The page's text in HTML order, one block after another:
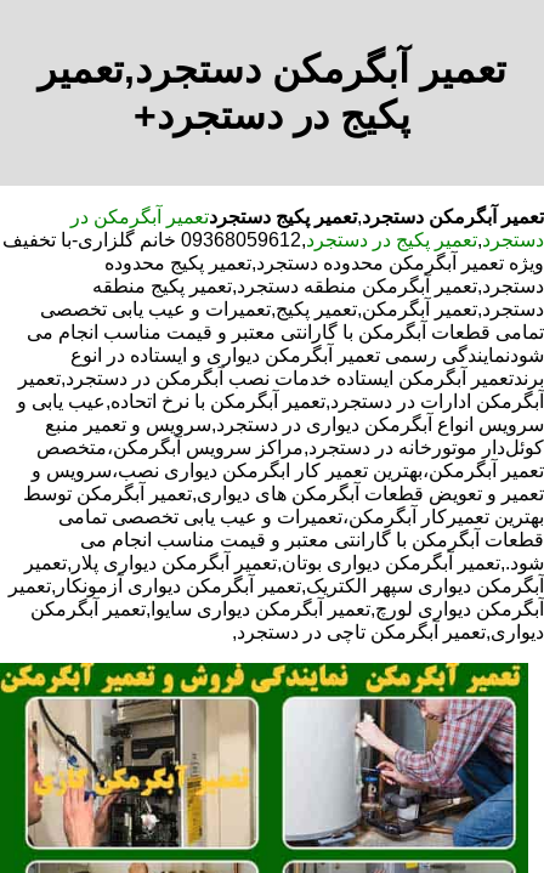
تعمیر آبگرمکن دستجرد,تعمیر
پکیج در دستجرد+
تعمیر آبگرمکن دستجرد,تعمیر پکیج دستجردتعمیر آبگرمکن در
دستجرد,تعمیر پکیج در دستجرد
,09368059612 خانم گلزاری-با تخفیف
ویژه تعمیر آبگرمکن محدوده دستجرد,تعمیر پکیج محدوده
دستجرد,تعمیر آبگرمکن منطقه دستجرد,تعمیر پکیج منطقه
دستجرد,تعمیر آبگرمکن,تعمیر پکیج,تعمیرات و عیب یابی تخصصی
تمامی قطعات آبگرمکن با گارانتی معتبر و قیمت مناسب انجام می
شودنمایندگی رسمی تعمیر آبگرمکن دیواری و ایستاده در انوع
برندتعمیر آبگرمکن ایستاده خدمات نصب آبگرمکن در دستجرد,تعمیر
آبگرمکن ادارات در دستجرد,تعمیر آبگرمکن با نرخ اتحاده,عیب یابی و
سرویس انواع آبگرمکن دیواری در دستجرد,سرویس و تعمیر منبع
کوئل‌دار موتورخانه در دستجرد,مراکز سرویس آبگرمکن،متخصص
تعمیر آبگرمکن،بهترین تعمیر کار ابگرمکن دیواری نصب،سرویس و
تعمیر و تعویض قطعات آبگرمکن های دیواری,تعمیر آبگرمکن توسط
بهترین تعمیرکار آبگرمکن،تعمیرات و عیب یابی تخصصی تمامی
قطعات آبگرمکن با گارانتی معتبر و قیمت مناسب انجام می
شود.,تعمیر آبگرمکن دیواری بوتان,تعمیر آبگرمکن دیواری پلار,تعمیر
آبگرمکن دیواری سپهر الکتریک,تعمیر آبگرمکن دیواری آزمونکار,تعمیر
آبگرمکن دیواری لورچ,تعمیر آبگرمکن دیواری سایوا,تعمیر آبگرمکن
دیواری,تعمیر آبگرمکن تاچی در دستجرد,